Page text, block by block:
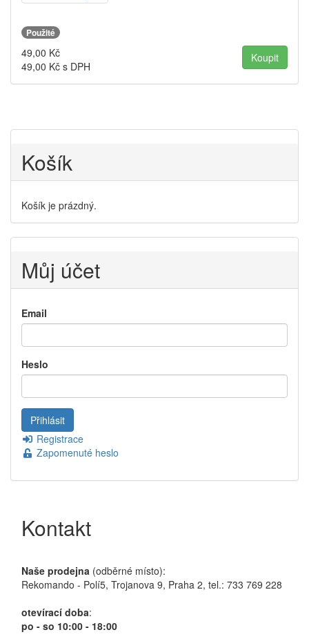
Použité
49,00 Kč
49,00 Kč s DPH
Košík
Košík je prázdný.
Můj účet
Email
Heslo
Registrace
Zapomenuté heslo
Kontakt
Naše prodejna (odběrné místo):
Rekomando - Polí5, Trojanova 9, Praha 2, tel.: 733 769 228
otevírací doba:
po - so 10:00 - 18:00